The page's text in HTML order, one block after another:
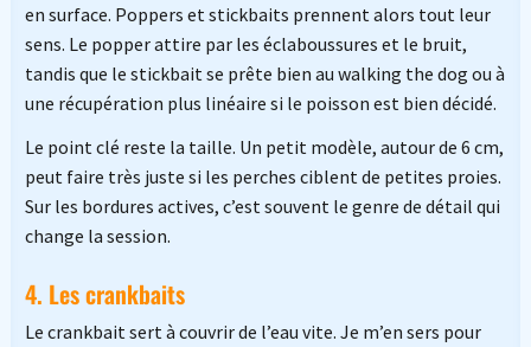
en surface. Poppers et stickbaits prennent alors tout leur
sens. Le popper attire par les éclaboussures et le bruit,
tandis que le stickbait se prête bien au walking the dog ou à
une récupération plus linéaire si le poisson est bien décidé.
Le point clé reste la taille. Un petit modèle, autour de 6 cm,
peut faire très juste si les perches ciblent de petites proies.
Sur les bordures actives, c’est souvent le genre de détail qui
change la session.
4. Les crankbaits
Le crankbait sert à couvrir de l’eau vite. Je m’en sers pour